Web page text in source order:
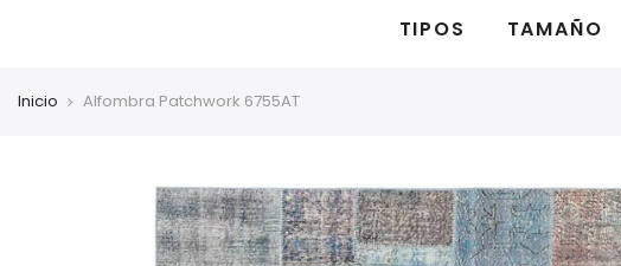
TIPOS TAMAÑO
Inicio Alfombra Patchwork 6755AT